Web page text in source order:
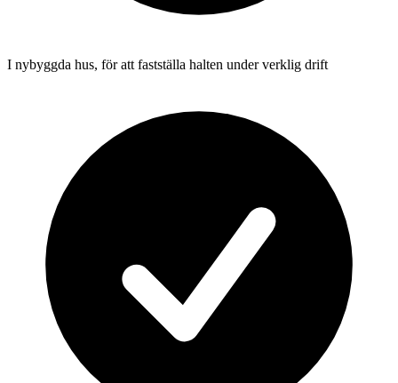
I nybyggda hus, för att fastställa halten under verklig drift